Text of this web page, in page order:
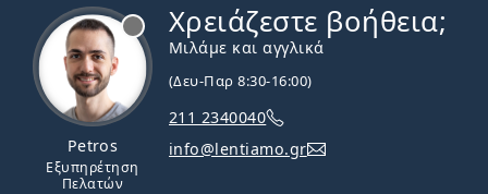
Petros
Εξυπηρέτηση
Πελατών
Χρειάζεστε βοήθεια;
Μιλάμε και αγγλικά
(Δευ-Παρ 8:30-16:00)
211 2340040
info@lentiamo.gr